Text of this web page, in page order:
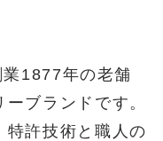
1877年の老舗
ブランドです。
特許技術と職人の